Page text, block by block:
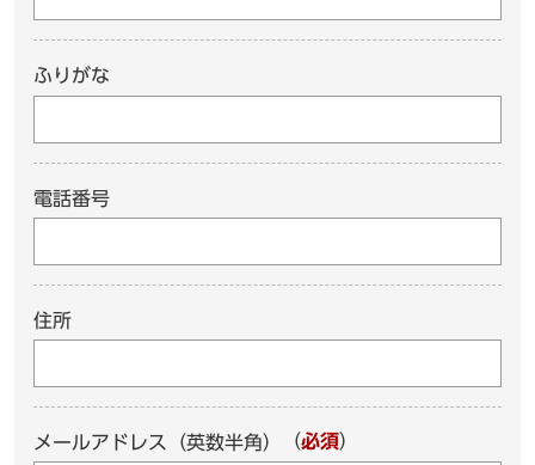
ふりがな
電話番号
住所
メールアドレス（英数半角） （必須）